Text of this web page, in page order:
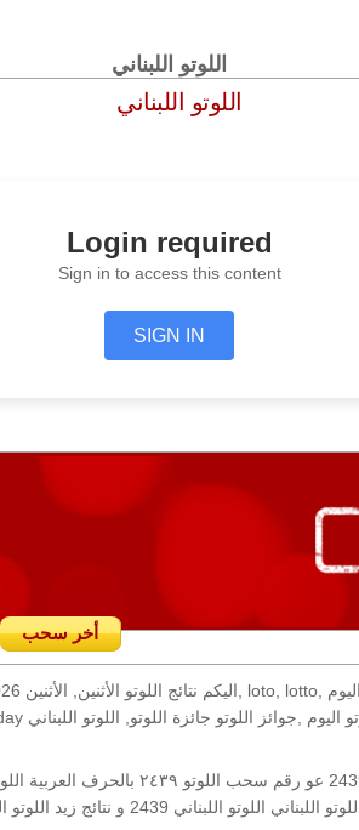
اللوتو اللبناني
اللوتو اللبناني
Login required
Sign in to access this content
SIGN IN
أخر سحب